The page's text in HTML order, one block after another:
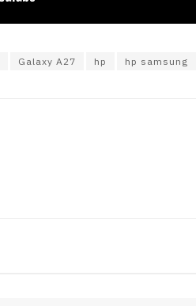
Galaxy A27 hp hp samsung